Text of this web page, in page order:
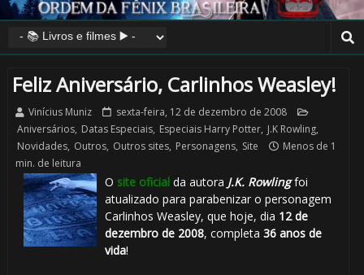
Feliz Aniversário, Carlinhos Weasley!
Vinícius Muniz
sexta-feira, 12 de dezembro de 2008
Aniversários, Datas Especiais, Especiais Harry Potter, J.K Rowling,
Novidades, Outros, Outros sites, Personagens, Site
Menos de 1
min. de leitura
O site oficialda autora J.K. Rowlingfoi
atualizado para parabenizar o personagem
Carlinhos Weasley, que hoje, dia 12 de
dezembro de 2008, completa 36 anos de
vida!